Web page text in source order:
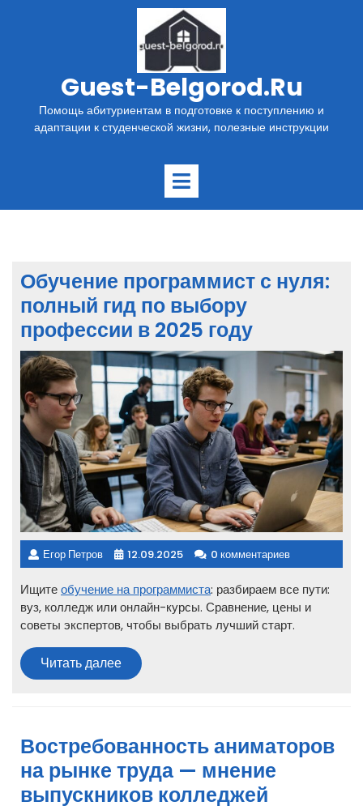
Guest-Belgorod.ru
Помощь абитуриентам в подготовке к поступлению и
адаптации к студенческой жизни, полезные инструкции
Открыть
Обучение программист с нуля:
полный гид по выбору
профессии в 2025 году
Егор Петров 12.09.2025 0 комментариев
Ищитеобучение на программиста: разбираем все пути:
вуз, колледж или онлайн-курсы. Сравнение, цены и
советы экспертов, чтобы выбрать лучший старт.
Читать далееЧитать
далее
Востребованность аниматоров
на рынке труда — мнение
выпускников колледжей